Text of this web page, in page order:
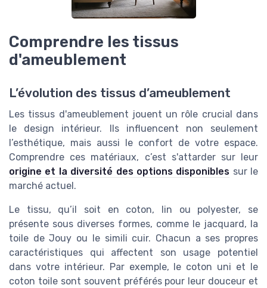
Comprendre les tissus
d'ameublement
L’évolution des tissus d’ameublement
Les tissus d'ameublement jouent un rôle crucial dans
le design intérieur. Ils influencent non seulement
l’esthétique, mais aussi le confort de votre espace.
Comprendre ces matériaux, c’est s'attarder sur leur
origine et la diversité des options disponibles sur le
marché actuel.
Le tissu, qu’il soit en coton, lin ou polyester, se
présente sous diverses formes, comme le jacquard, la
toile de Jouy ou le simili cuir. Chacun a ses propres
caractéristiques qui affectent son usage potentiel
dans votre intérieur. Par exemple, le coton uni et le
coton toile sont souvent préférés pour leur douceur et